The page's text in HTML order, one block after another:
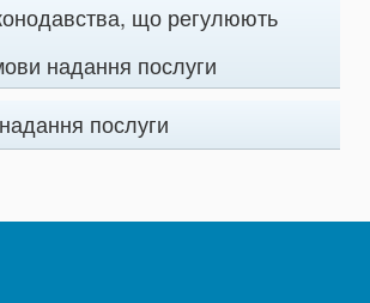
що регулюють
надання послуги
послуги